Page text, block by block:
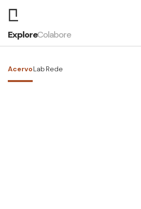
ExploreColabore
AcervoLab Rede